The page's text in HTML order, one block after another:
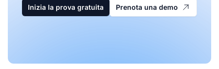
Inizia la prova gratuita Prenota una demo